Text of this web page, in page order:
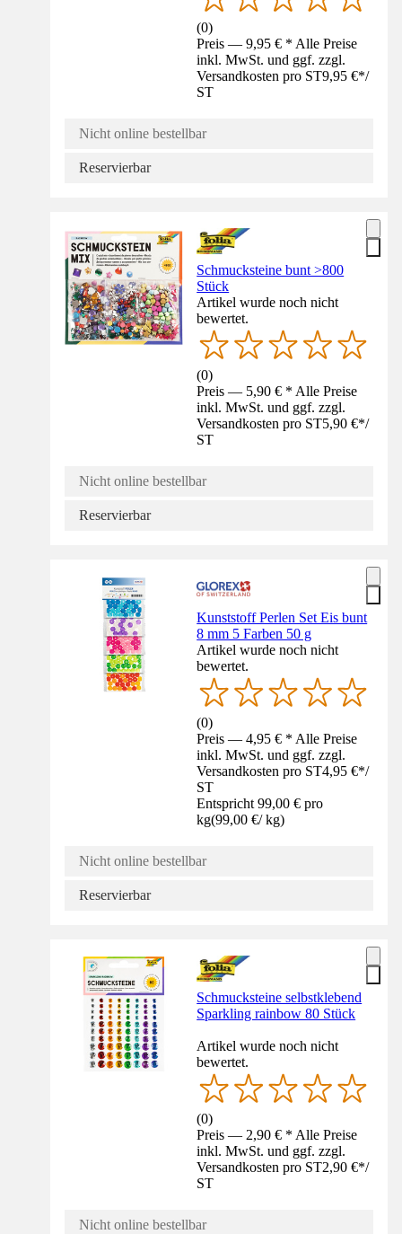
(0)
Preis — 9,95 € * Alle Preise
inkl. MwSt. und ggf. zzgl.
Versandkosten pro ST9,95 €*/
ST
Nicht online bestellbar
Reservierbar
Schmucksteine bunt >800
Stück
Artikel wurde noch nicht
bewertet.
(0)
Preis — 5,90 € * Alle Preise
inkl. MwSt. und ggf. zzgl.
Versandkosten pro ST5,90 €*/
ST
Nicht online bestellbar
Reservierbar
Kunststoff Perlen Set Eis bunt
8 mm 5 Farben 50 g
Artikel wurde noch nicht
bewertet.
(0)
Preis — 4,95 € * Alle Preise
inkl. MwSt. und ggf. zzgl.
Versandkosten pro ST4,95 €*/
ST
Entspricht 99,00 € pro
kg(99,00 €/ kg)
Nicht online bestellbar
Reservierbar
Schmucksteine selbstklebend
Sparkling rainbow 80 Stück
Artikel wurde noch nicht
bewertet.
(0)
Preis — 2,90 € * Alle Preise
inkl. MwSt. und ggf. zzgl.
Versandkosten pro ST2,90 €*/
ST
Nicht online bestellbar